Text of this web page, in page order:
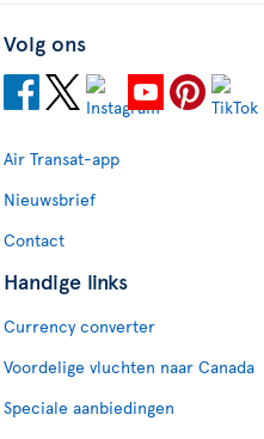
Volg ons
Air Transat-app
Nieuwsbrief
Contact
Handige links
Currency converter
Voordelige vluchten naar Canada
Speciale aanbiedingen